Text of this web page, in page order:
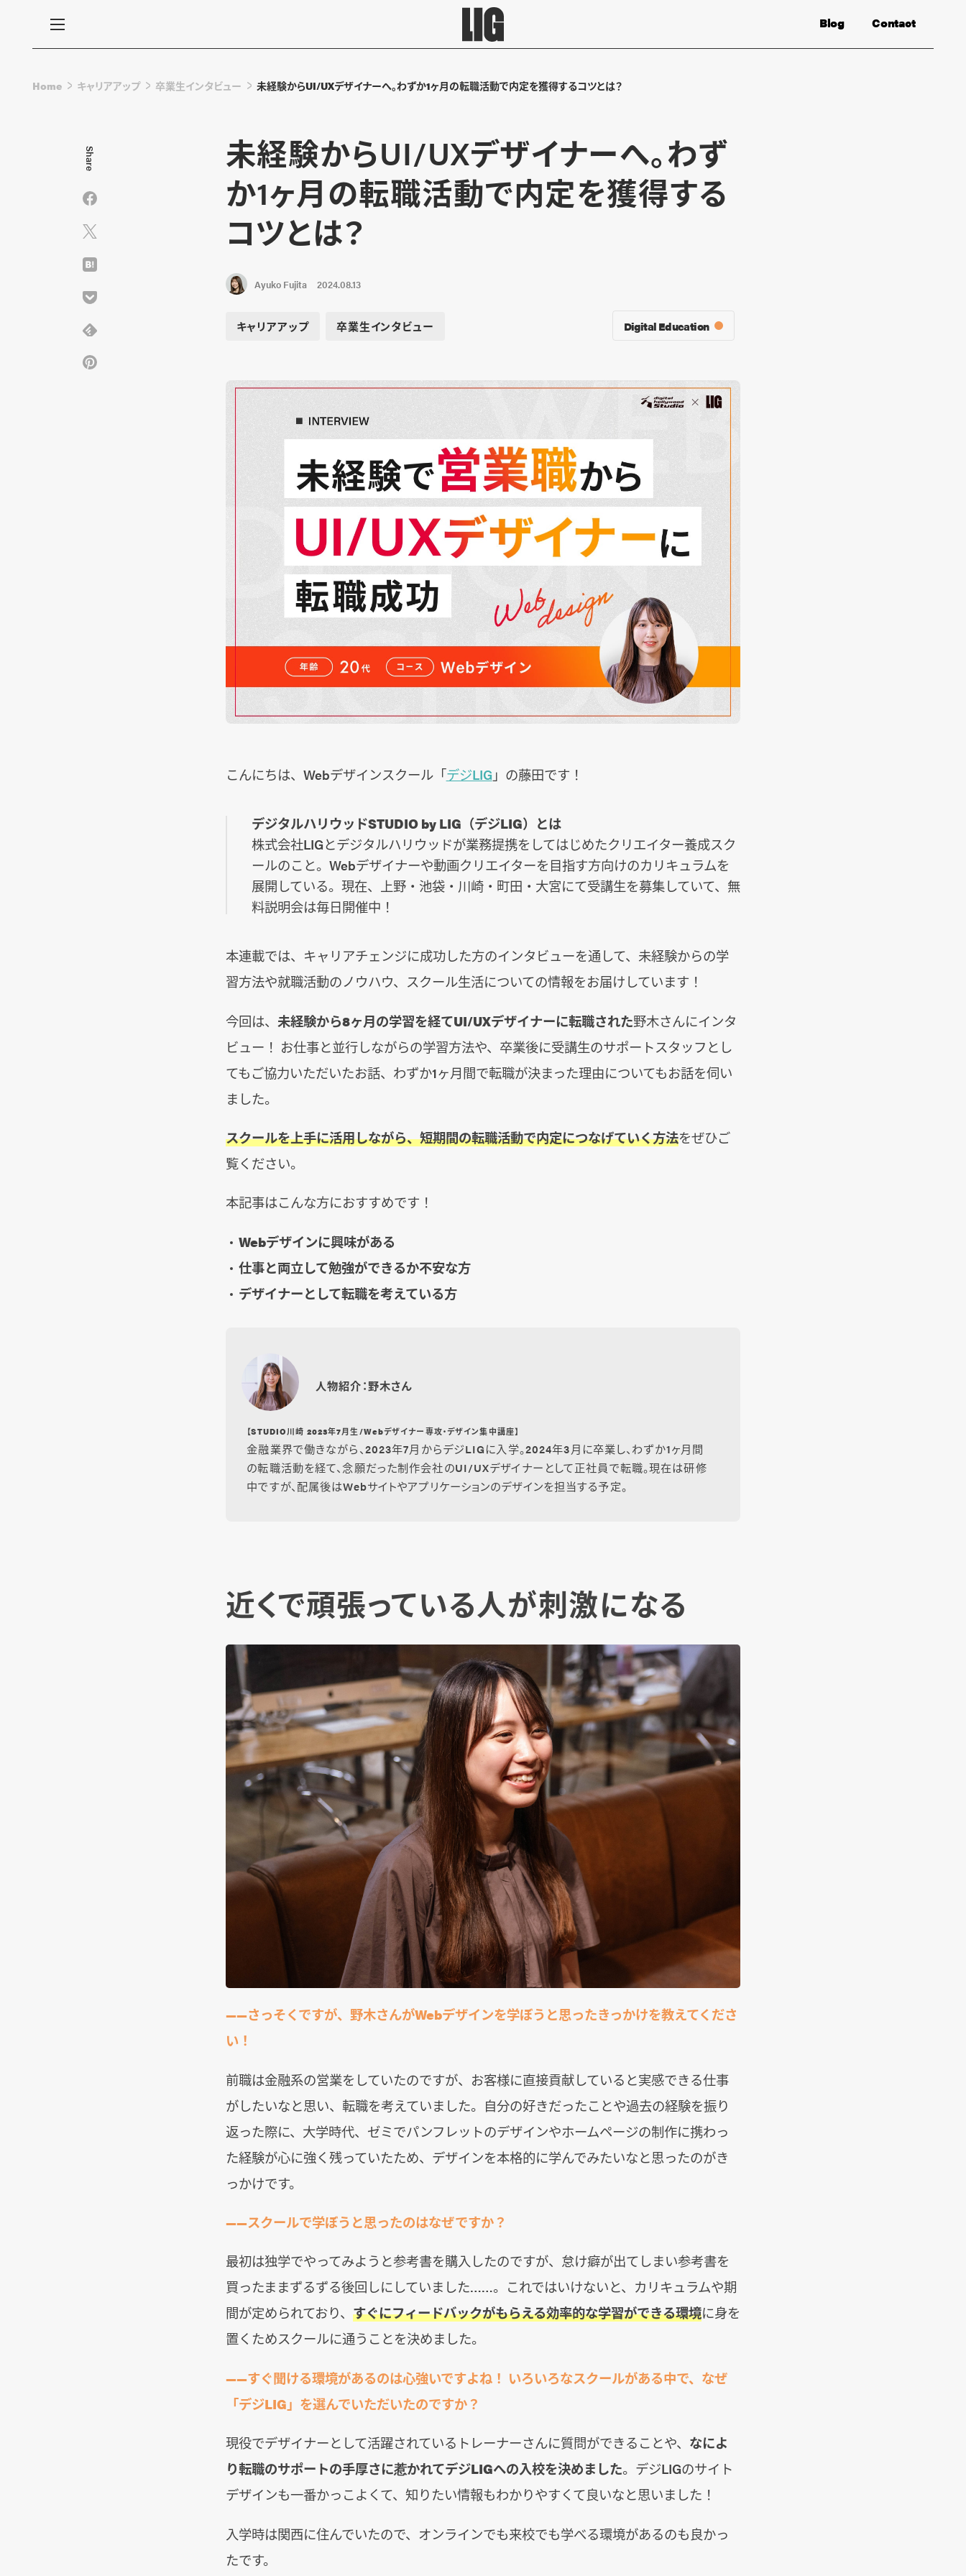
Contact
Blog
Home キャリアアップ 卒業生インタビュー 未経験からUI/UXデザイナーへ。わずか1ヶ月の転職活動で内定を獲得するコツとは？
未経験からUI/UXデザイナーへ。わず
か1ヶ月の転職活動で内定を獲得する
コツとは？
Ayuko Fujita 2024.08.13
キャリアアップ 卒業生インタビュー Digital Education
こんにちは、Webデザインスクール「デジLIG 」の藤田です！
デジタルハリウッドSTUDIO by LIG（デジLIG）とは
株式会社LIGとデジタルハリウッドが業務提携をしてはじめたクリエイター養成スク
ールのこと。Webデザイナーや動画クリエイターを目指す方向けのカリキュラムを
展開している。現在、上野・池袋・川崎・町田・大宮にて受講生を募集していて、無
料説明会は毎日開催中！
本連載では、キャリアチェンジに成功した方のインタビューを通して、未経験からの学
習方法や就職活動のノウハウ、スクール生活についての情報をお届けしています！
今回は、 未経験から8ヶ月の学習を経てUI/UXデザイナーに転職された野木さんにインタ
ビュー！ お仕事と並行しながらの学習方法や、卒業後に受講生のサポートスタッフとし
てもご協力いただいたお話、わずか1ヶ月間で転職が決まった理由についてもお話を伺い
ました。
スクールを上手に活用しながら、短期間の転職活動で内定につなげていく方法をぜひご
覧ください。
本記事はこんな方におすすめです！
Webデザインに興味がある
仕事と両立して勉強ができるか不安な方
デザイナーとして転職を考えている方
人物紹介：野木さん
【STUDIO川崎 2023年7月生/Webデザイナー専攻・デザイン集中講座】
金融業界で働きながら、2023年7月からデジLIGに入学。2024年3月に卒業し、わずか1ヶ月間
の転職活動を経て、念願だった制作会社のUI/UXデザイナーとして正社員で転職。現在は研修
中ですが、配属後はWebサイトやアプリケーションのデザインを担当する予定。
近くで頑張っている人が刺激になる
――さっそくですが、野木さんがWebデザインを学ぼうと思ったきっかけを教えてくださ
い！
前職は金融系の営業をしていたのですが、お客様に直接貢献していると実感できる仕事
がしたいなと思い、転職を考えていました。自分の好きだったことや過去の経験を振り
返った際に、大学時代、ゼミでパンフレットのデザインやホームページの制作に携わっ
た経験が心に強く残っていたため、デザインを本格的に学んでみたいなと思ったのがき
っかけです。
――スクールで学ぼうと思ったのはなぜですか？
最初は独学でやってみようと参考書を購入したのですが、怠け癖が出てしまい参考書を
買ったままずるずる後回しにしていました……。これではいけないと、カリキュラムや期
間が定められており、 すぐにフィードバックがもらえる効率的な学習ができる環境に身を
置くためスクールに通うことを決めました。
――すぐ聞ける環境があるのは心強いですよね！ いろいろなスクールがある中で、なぜ
「デジLIG」を選んでいただいたのですか？
現役でデザイナーとして活躍されているトレーナーさんに質問ができることや、 なによ
り転職のサポートの手厚さに惹かれてデジLIGへの入校を決めました。デジLIGのサイト
デザインも一番かっこよくて、知りたい情報もわかりやすくて良いなと思いました！
入学時は関西に住んでいたので、オンラインでも来校でも学べる環境があるのも良かっ
たです。
Share